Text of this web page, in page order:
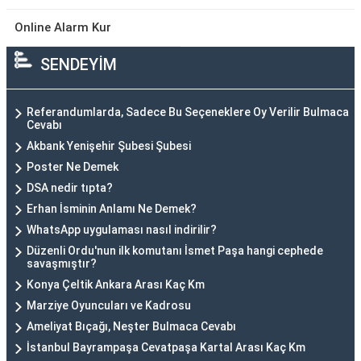
Online Alarm Kur
SENDEYİM
Referandumlarda, Sadece Bu Seçeneklere Oy Verilir Bulmaca
Cevabı
Akbank Yenişehir Şubesi Şubesi
Poster Ne Demek
DSA nedir tıpta?
Erhan İsminin Anlamı Ne Demek?
WhatsApp uygulaması nasıl indirilir?
Düzenli Ordu'nun ilk komutanı İsmet Paşa hangi cephede
savaşmıştır?
Konya Çeltik Ankara Arası Kaç Km
Marziye Oyuncuları ve Kadrosu
Ameliyat Bıçağı, Neşter Bulmaca Cevabı
İstanbul Bayrampaşa Cevatpaşa Kartal Arası Kaç Km